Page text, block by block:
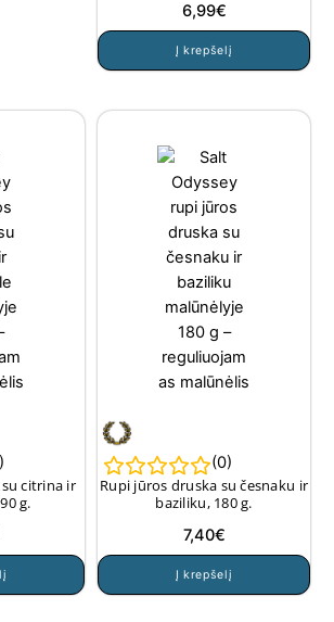
6,99€
Į krepšelį
)
citrina ir
g.
(0)
Rupi jūros druska su česnaku ir
baziliku, 180 g.
7,40€
Į krepšelį